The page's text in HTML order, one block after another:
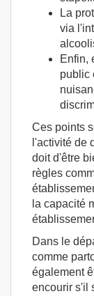
La
via
Enfin,
public
Ces points
l'activité de
doit d'être
règles
la capacité
Dans le
comme
également
encourir s'il